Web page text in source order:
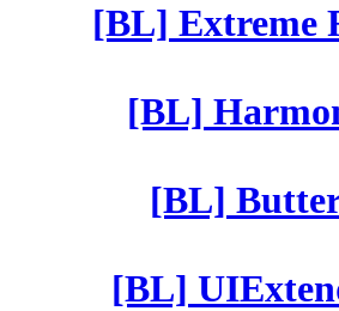
[BL] Extreme
[BL]
[BL]
[BL]